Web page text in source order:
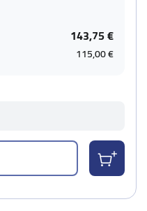
143,75 €
115,00 €